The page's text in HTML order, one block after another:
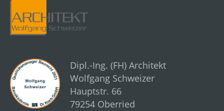
Dipl.-Ing. (FH) Architekt
Wolfgang Schweizer
Hauptstr. 66
79254 Oberried